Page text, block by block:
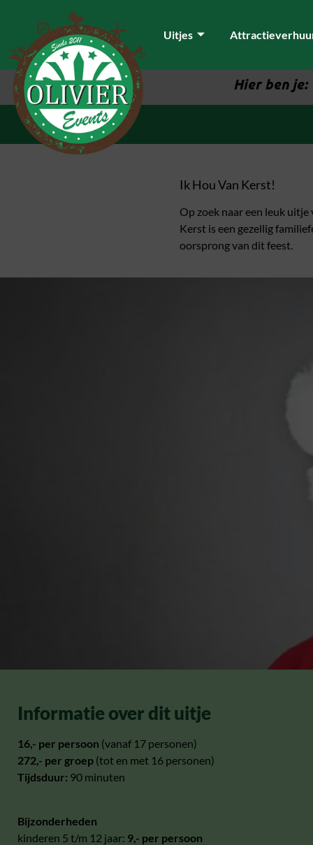
Uitjes
Hier ben je:
Ik Hou Van Kerst!
Op zoek naar een leuk
Kerst is een gezellig
oorsprong van dit feest.
Informatie over dit uitje
16,- per persoon (vanaf 17 personen)
272,- per groep (tot en met 16 personen)
Tijdsduur: 90 minuten
Bijzonderheden
kinderen 5 t/m 12 jaar: 9,- per persoon